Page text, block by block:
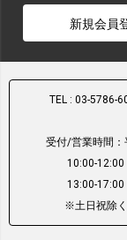
新規会員
TEL : 03-5786-
受付/営業時間：
10:00-12:00
13:00-17:00
※土日祝除く